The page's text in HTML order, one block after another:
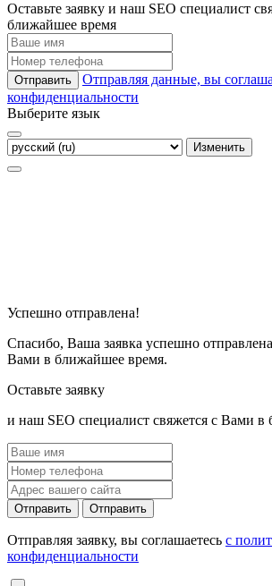
Оставьте заявку и наш SEO специалист
ближайшее время
Отправить
Отправляя данные, вы
конфиденциальности
Выберите язык
Изменить
Успешно отправлена!
Спасибо, Ваша заявка успешно
Вами в ближайшее время.
Оставьте заявку
и наш SEO специалист свяжется с Вами
Отправить Отправить
Отправляя заявку, вы соглашаетесь с
конфиденциальности